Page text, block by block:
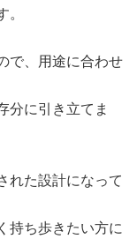
で、用途に合わせ
分に引き立てま
れた設計になって
持ち歩きたい方に